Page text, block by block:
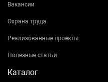
Вакансии
Охрана труда
Реализованные проекты
Полезные статьи
Каталог